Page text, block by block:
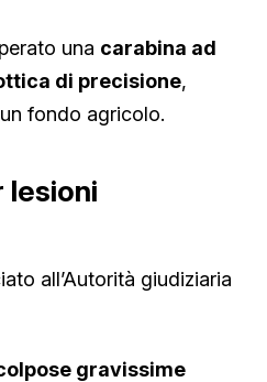
una carabina ad
di precisione,
fondo agricolo.
lesioni
all’Autorità giudiziaria
gravissime